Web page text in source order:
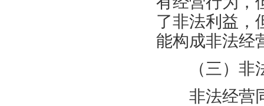
了非法利益，
能构成非法经
（三）非法
非法经营同